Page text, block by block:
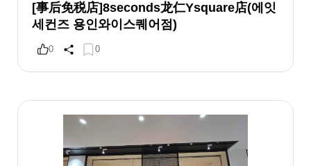
[事后免税店]8seconds龙仁Ysquare店(에잇
세컨즈 용인와이스퀘어점)
0 0